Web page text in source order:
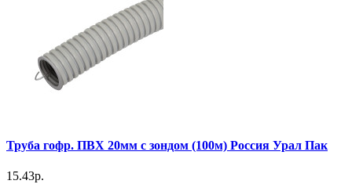
Труба гофр. ПВХ 20мм с зондом (100м) Россия Урал Пак
15.43р.